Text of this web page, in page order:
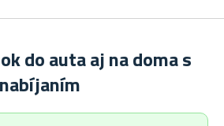
do auta aj na doma s